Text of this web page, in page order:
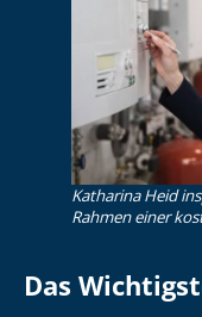
Katharina Heid
Rahmen einer
Das